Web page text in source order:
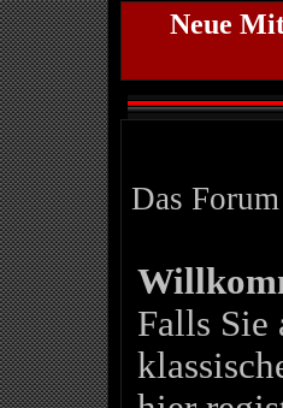
Neue
Das
Falls Sie